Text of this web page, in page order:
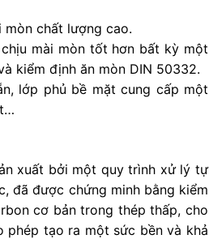
mòn chất lượng cao.
mài mòn tốt hơn bất kỳ một
kiểm định ăn mòn DIN 50332.
lớp phủ bề mặt cung cấp một
xuất bởi một quy trình xử lý tự
đã được chứng minh bằng kiểm
cơ bản trong thép thấp, cho
phép tạo ra một sức bền và khả